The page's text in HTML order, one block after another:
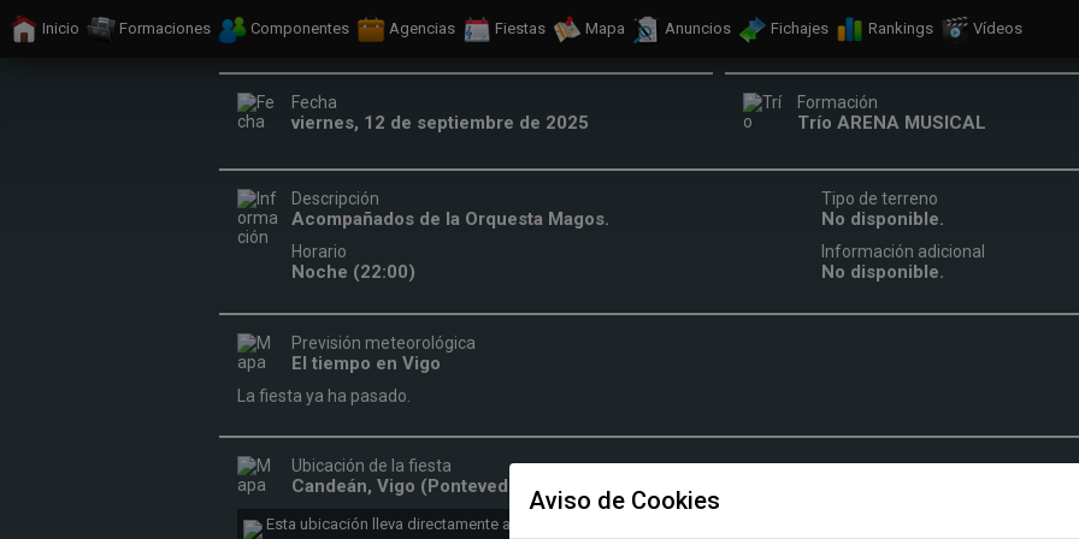
Inicio Formaciones Componentes Agencias Fiestas Mapa Anuncios Fichajes Rankings Vídeos
Fecha
viernes, 12 de septiembre de 2025
Formación
Trío ARENA MUSICAL
Descripción
Acompañados de la Orquesta Magos.
Horario
Noche (22:00)
Tipo de terreno
No disponible.
Información adicional
No disponible.
Previsión meteorológica
El tiempo en Vigo
La fiesta ya ha pasado.
Ubicación de la fiesta
Candeán, Vigo (Pontevedra)
Esta ubicación lleva directamente a la fiesta. Actualizada el 11/09/2022 19:07
Aviso de Cookies